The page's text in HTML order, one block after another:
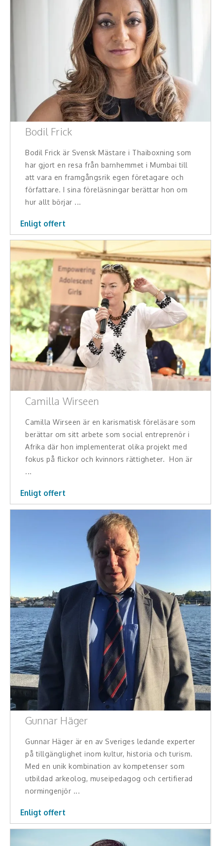
Something a Little Different
Företagsledare
Författare
Kända musiker
Skådespelare
Alla ämnen
Bodil Frick
Bodil Frick är Svensk Mästare i Thaiboxning som
har gjort en resa från barnhemmet i Mumbai till
att vara en framgångsrik egen företagare och
författare. I sina föreläsningar berättar hon om
hur allt börjar ...
Enligt offert
Camilla Wirseen
Camilla Wirseen är en karismatisk föreläsare som
berättar om sitt arbete som social entreprenör i
Afrika där hon implementerat olika projekt med
fokus på flickor och kvinnors rättigheter. Hon är
...
Enligt offert
Gunnar Häger
Gunnar Häger är en av Sveriges ledande experter
på tillgänglighet inom kultur, historia och turism.
Med en unik kombination av kompetenser som
utbildad arkeolog, museipedagog och certifierad
normingenjör ...
Enligt offert